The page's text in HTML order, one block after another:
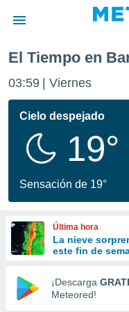
de
por
se
calidad.
a este
las
y
forma
digital
basada
El Tiempo en
03:59 Viernes
Cielo despejado
19°
Sensación de 19°
Última hora
La nieve
este fin de
¡Descarga
Meteored!